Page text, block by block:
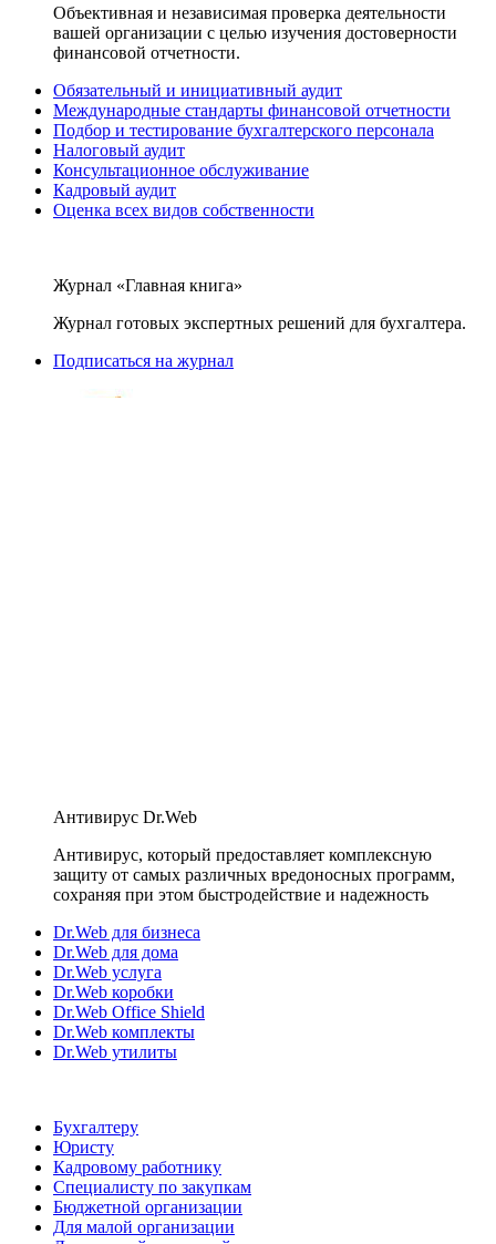
Объективная и независимая проверка деятельности
вашей организации с целью изучения достоверности
финансовой отчетности.
Обязательный и инициативный аудит
Международные стандарты финансовой отчетности
Подбор и тестирование бухгалтерского персонала
Налоговый аудит
Консультационное обслуживание
Кадровый аудит
Оценка всех видов собственности
Журнал «Главная книга»
Журнал готовых экспертных решений для бухгалтера.
Подписаться на журнал
Антивирус Dr.Web
Антивирус, который предоставляет комплексную
защиту от самых различных вредоносных программ,
сохраняя при этом быстродействие и надежность
Dr.Web для бизнеса
Dr.Web для дома
Dr.Web услуга
Dr.Web коробки
Dr.Web Office Shield
Dr.Web комплекты
Dr.Web утилиты
Бухгалтеру
Юристу
Кадровому работнику
Специалисту по закупкам
Бюджетной организации
Для малой организации